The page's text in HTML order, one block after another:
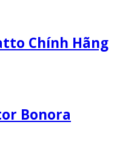
Chính Hãng
Bonora